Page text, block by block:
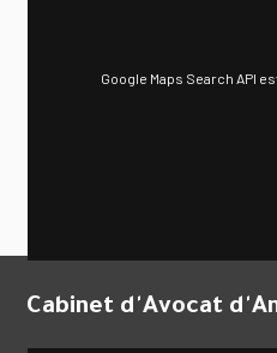
Google Maps Search API
Cabinet d'Avocat